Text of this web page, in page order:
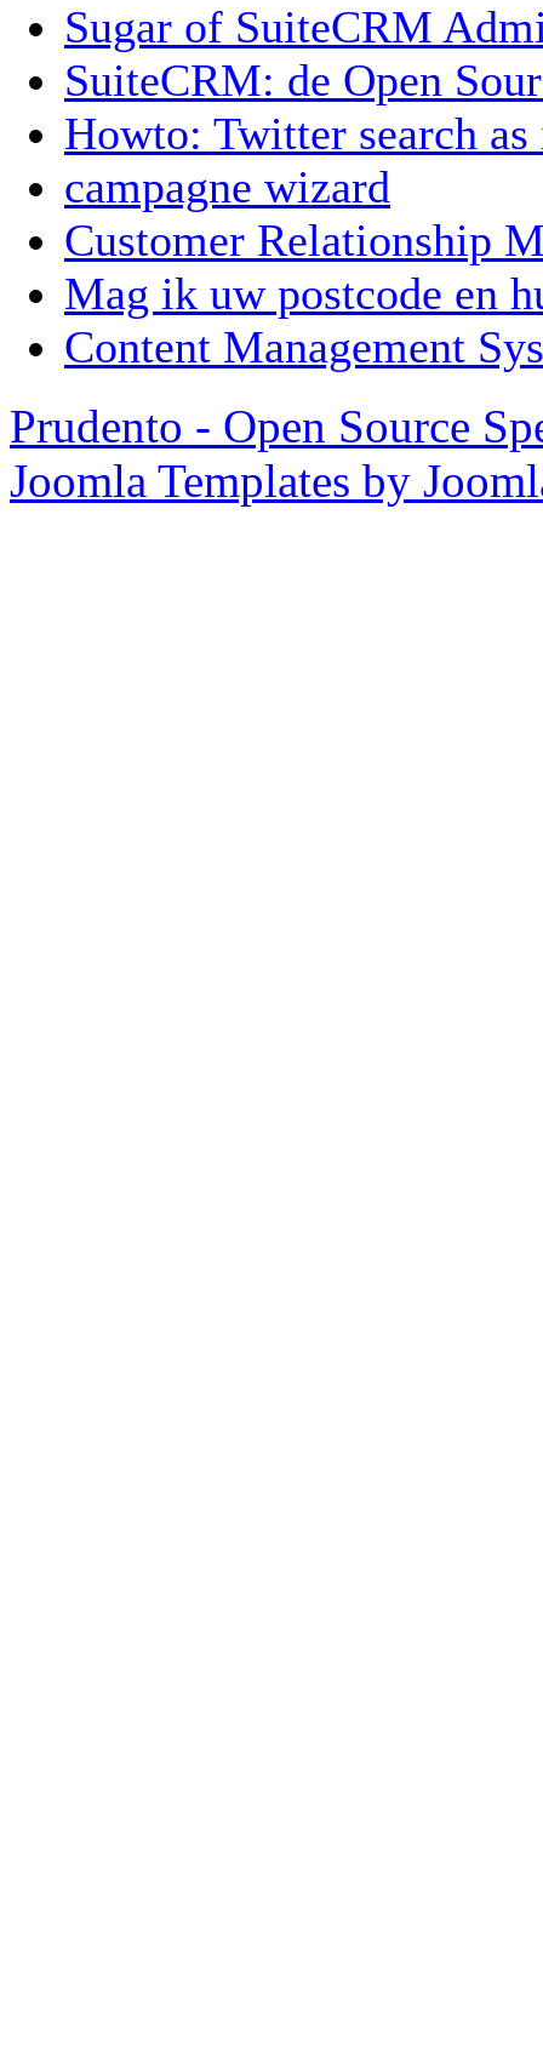
Sugar of SuiteCRM
SuiteCRM: de Open
Howto: Twitter search
campagne wizard
Customer Relationship
Mag ik uw postcode en
Content Management
Prudento - Open Source
Joomla Templates by